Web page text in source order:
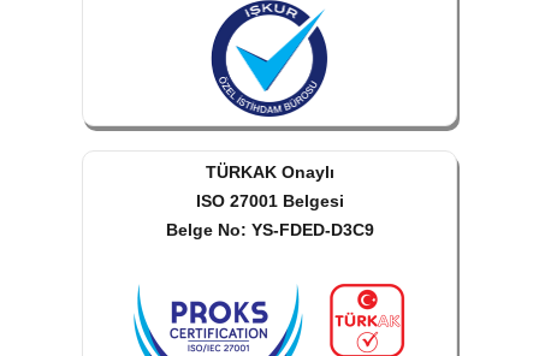
TÜRKAK Onaylı
ISO 27001 Belgesi
Belge No: YS-FDED-D3C9